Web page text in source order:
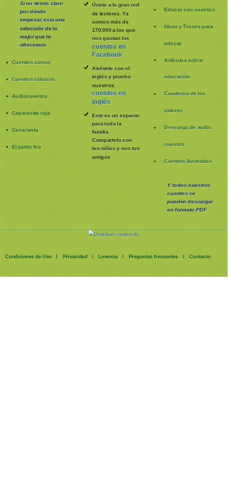
Si no tienes claro
por dónde
empezar, esta una
selección de lo
mejor que te
ofrecemos
Cuentos cortos
Cuentos clásicos
Audiocuentos
Caperucita roja
Cenicienta
El patito feo
Únete a la gran red
de lectores. Ya
somos más de
170.000 a los que
nos gustan los
cuentos en
Facebook
Atrévete con el
inglés y prueba
nuestros
cuentos en
inglés
Este es un espacio
para toda la
familia
Compártelo con
tus niños y con tus
amigos
Educar con cuentos
Ideas y Trucos para
educar
Artículos sobre
educación
Cuaderno de los
valores
Descarga de audio
cuentos
Cuentos ilustrados
Y todos nuestros
cuentos se
puedendescargar
en formato PDF
Condiciones de Uso | Privacidad | Licencia | Preguntas frecuentes | Contacto